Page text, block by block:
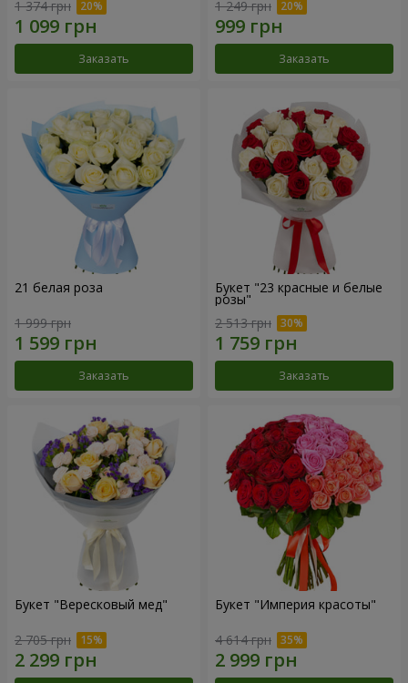
1 374 грн
Заказать
1 249 грн
Заказать
21 белая роза
1 999 грн
Заказать
Букет "23 красные и белые
розы"
2 513 грн
Заказать
Букет "Вересковый мед"
2 705 грн
Букет "Империя красоты"
4 614 грн